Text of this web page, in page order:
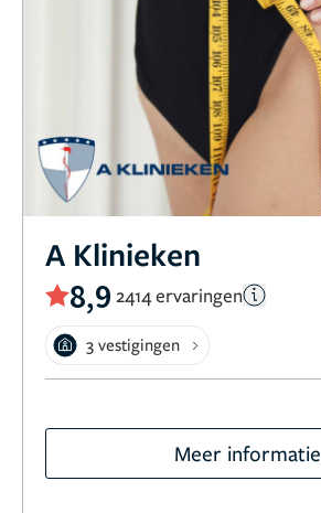
A Klinieken
8,9 2414 ervaringen
3 vestigingen
Meer informatie